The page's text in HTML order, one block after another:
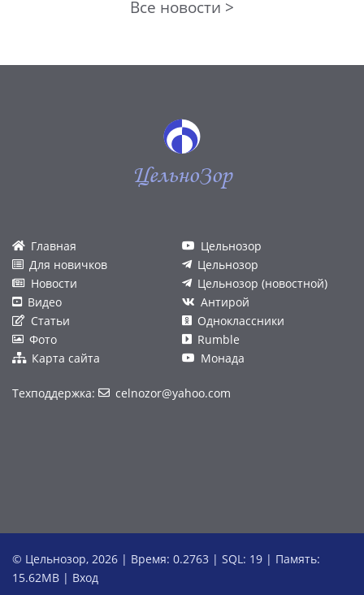
Все новости >
ЦельноЗор
Главная
Для новичков
Новости
Видео
Статьи
Фото
Карта сайта
Цельнозор
Цельнозор
Цельнозор (новостной)
Антирой
Одноклассники
Rumble
Монада
Техподдержка: celnozor@yahoo.com
© Цельнозор, 2026 | Время: 0.2763 | SQL: 19 | Память:
15.62MB | Вход